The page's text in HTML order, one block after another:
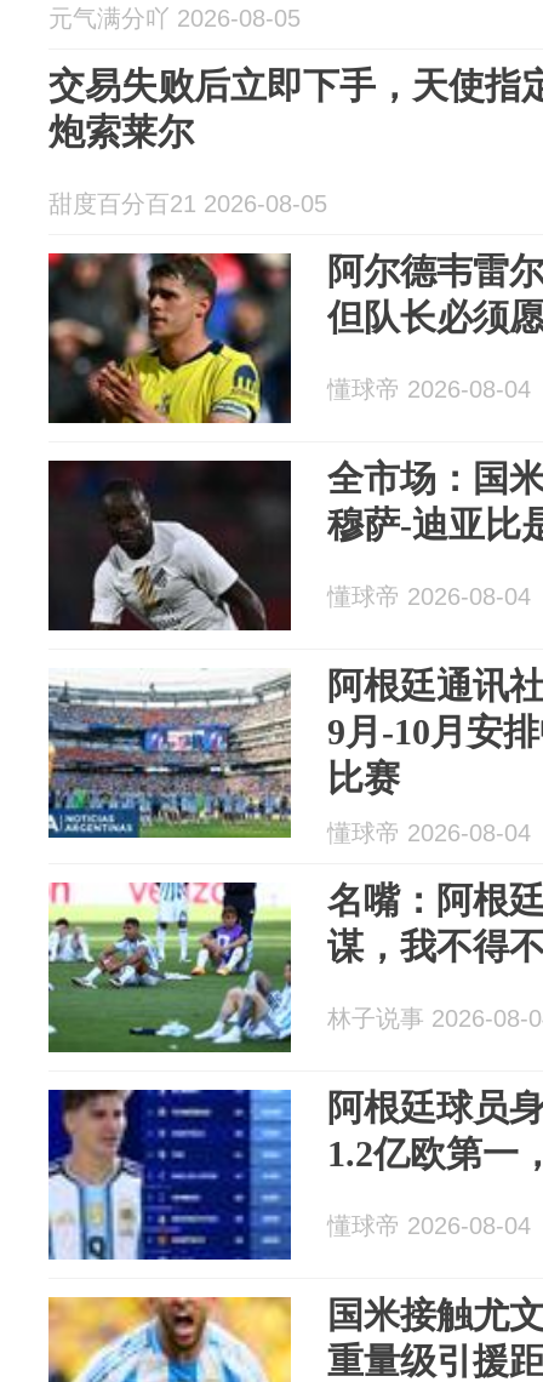
元气满分吖 2026-08-05
交易失败后立即下手，天使指
炮索莱尔
甜度百分百21 2026-08-05
阿尔德韦雷
但队长必须
懂球帝 2026-08-04
全市场：国
穆萨-迪亚比
懂球帝 2026-08-04
阿根廷通讯
9月-10月安
比赛
懂球帝 2026-08-04
名嘴：阿根
谋，我不得
林子说事 2026-08-
阿根廷球员
1.2亿欧第一
懂球帝 2026-08-04
国米接触尤
重量级引援